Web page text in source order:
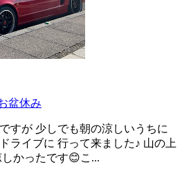
盆休み
すが 少しでも朝の涼しいうちに
ライブに 行って来ました♪ 山の上
かったです😊こ...